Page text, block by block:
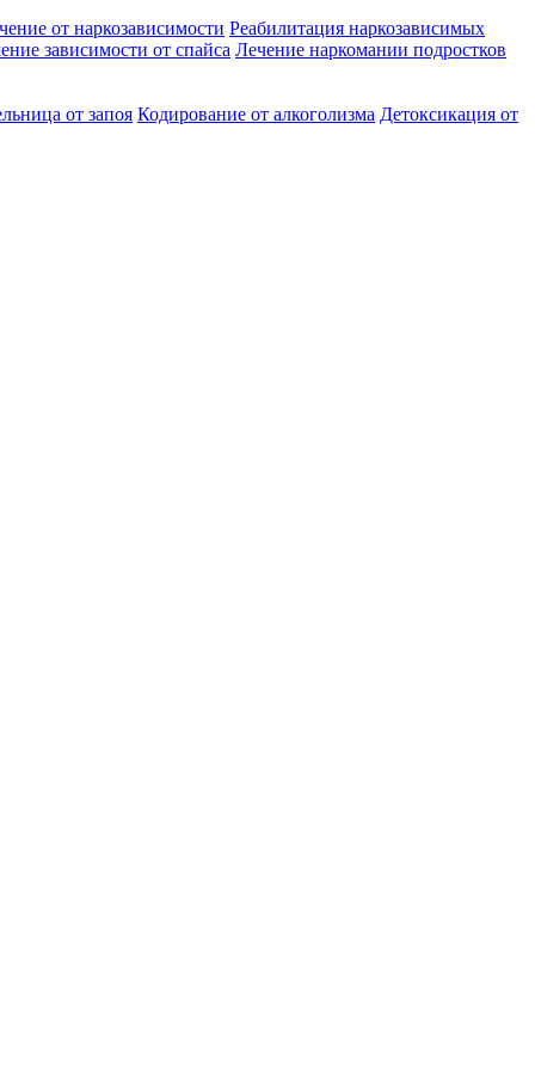
от наркозависимости Реабилитация наркозависимых
зависимости от спайса Лечение наркомании подростков
от запоя Кодирование от алкоголизма Детоксикация от